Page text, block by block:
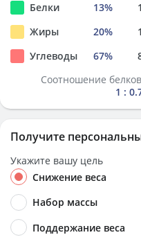
Белки 13% 1
Жиры
20% 1
Углеводы
67%
Соотношение
1 :
Получите
Укажите вашу цель
Снижение веса
Набор массы
Поддержание веса